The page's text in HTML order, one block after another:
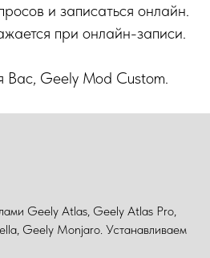
и записаться онлайн.
при онлайн-записи.
Вас, Geely Mod Custom.
Geely Atlas, Geely Atlas Pro,
Geely Monjaro. Устанавливаем